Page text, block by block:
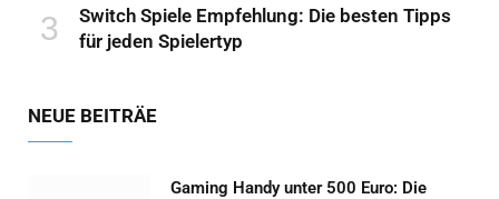
Switch Spiele Empfehlung: Die besten Tipps
für jeden Spielertyp
NEUE BEITRÄE
Gaming Handy unter 500 Euro: Die